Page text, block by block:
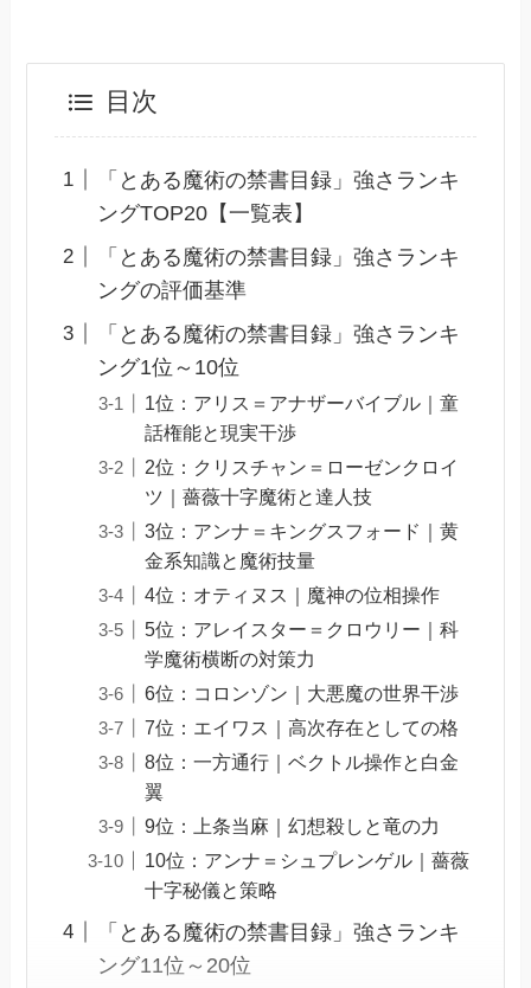
目次
「とある魔術の禁書目録」強さランキ
ングTOP20【一覧表】
「とある魔術の禁書目録」強さランキ
ングの評価基準
「とある魔術の禁書目録」強さランキ
ング1位～10位
1位：アリス＝アナザーバイブル｜童
話権能と現実干渉
2位：クリスチャン＝ローゼンクロイ
ツ｜薔薇十字魔術と達人技
3位：アンナ＝キングスフォード｜黄
金系知識と魔術技量
4位：オティヌス｜魔神の位相操作
5位：アレイスター＝クロウリー｜科
学魔術横断の対策力
6位：コロンゾン｜大悪魔の世界干渉
7位：エイワス｜高次存在としての格
8位：一方通行｜ベクトル操作と白金
翼
9位：上条当麻｜幻想殺しと竜の力
10位：アンナ＝シュプレンゲル｜薔薇
十字秘儀と策略
「とある魔術の禁書目録」強さランキ
ング11位～20位